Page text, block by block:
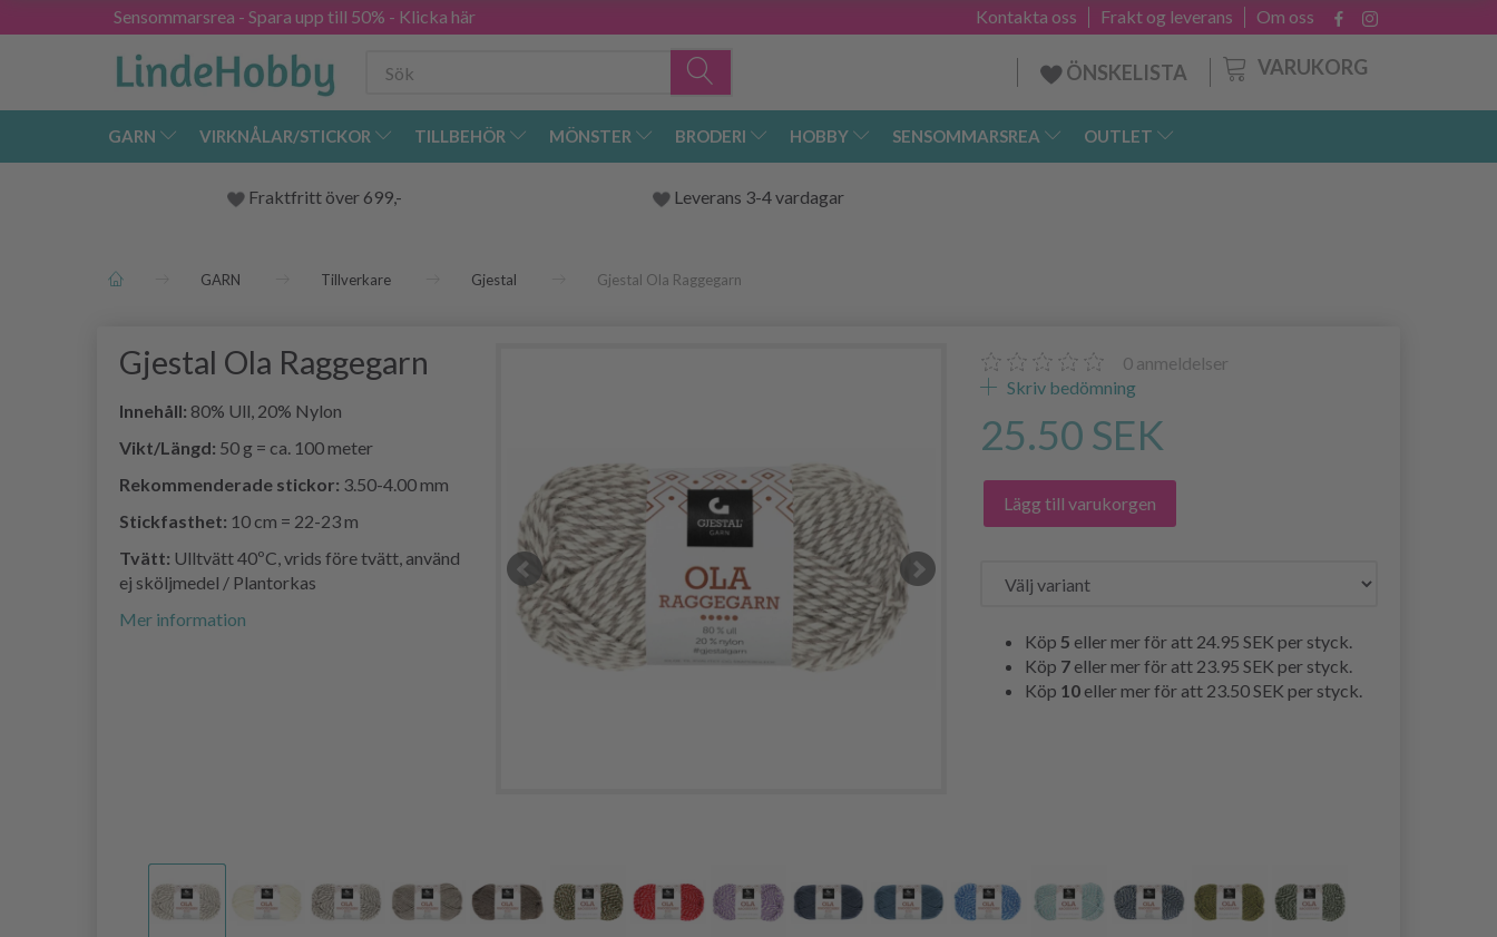
Sensommarsrea - Spara upp till 50% - Klicka här Om oss
Frakt og leverans
Kontakta oss
VARUKORG
ÖNSKELISTA
GARN VIRKNÅLAR/STICKOR TILLBEHÖR MÖNSTER BRODERI HOBBY SENSOMMARSREA OUTLET
Fraktfritt över 699,- Leverans 3-4 vardagar
GARN Tillverkare Gjestal Gjestal Ola Raggegarn
Gjestal Ola Raggegarn
Innehåll: 80% Ull, 20% Nylon
Vikt/Längd: 50 g = ca. 100 meter
Rekommenderade stickor: 3.50-4.00 mm
Stickfasthet: 10 cm = 22-23 m
Tvätt: Ulltvätt 40ºC, vrids före tvätt, använd
ej sköljmedel / Plantorkas
Mer information
0 anmeldelser
Skriv bedömning
25.50 SEK
Lägg till varukorgen
Köp5 eller mer för att 24.95 SEKper styck.
Köp 7 eller mer för att 23.95 SEKper styck.
Köp 10 eller mer för att 23.50 SEKper styck.